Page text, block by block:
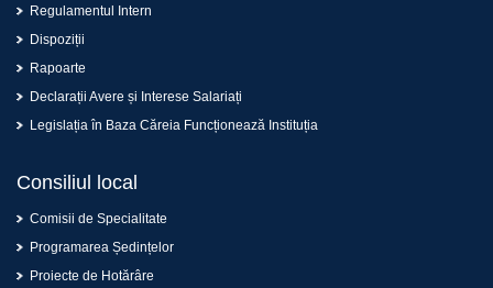
Regulamentul Intern
Dispoziții
Rapoarte
Declarații Avere și Interese Salariați
Legislația în Baza Căreia Funcționează Instituția
Consiliul local
Comisii de Specialitate
Programarea Ședințelor
Proiecte de Hotărâre